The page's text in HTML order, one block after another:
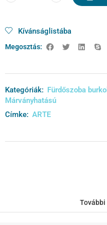
Kívánságlistába
Megosztás:
Kategóriák: Fürdőszoba
Márványhatású
Címke: ARTE